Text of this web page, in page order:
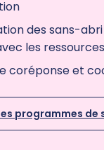
des sans-
les ressources
coréponse et
programmes